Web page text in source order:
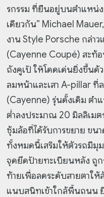
รกรรม ที่ยืนอยู่บนตำแหน่
เดียวกัน” Michael
งาน Style Porsche กล่า
(Cayenne Coupé) สะท้
ถังคูเป้ ให้โดดเด่นยิ่งขึ้นด้
ลมหน้าและเสา A-pillar ที่
(Cayenne) รุ่นดั้งเดิม ตำ
ต่ำลงประมาณ 20 มิลลิเม
ซุ้มล้อที่ได้รับการขยาย ขน
ทั้งหมดนี้เสริมให้ตัวรถมีมุ
จุดยึดป้ายทะเบียนหลัง ถู
ท้ายเพื่อลดระดับสายตาให้
แนบสนิทเข้าใกล้พื้นถนน